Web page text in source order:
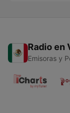
Radio en
Emisoras y